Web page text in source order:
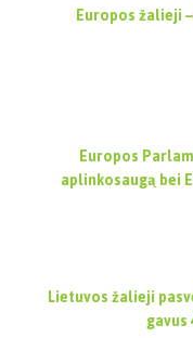
Europos žalieji
Europos
aplinkosaugą bei
Lietuvos žalieji